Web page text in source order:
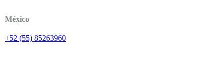
México
+52 (55) 85263960